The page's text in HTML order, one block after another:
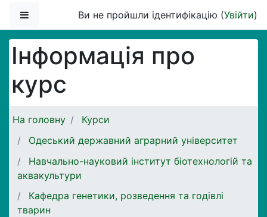
Бокова панельВи не пройшли ідентифікацію (Увійти)
Інформація про
курс
На головну
Курси
Одеський державний аграрний університет
Навчально-науковий інститут біотехнологій та
аквакультури
Кафедра генетики, розведення та годівлі
тварин